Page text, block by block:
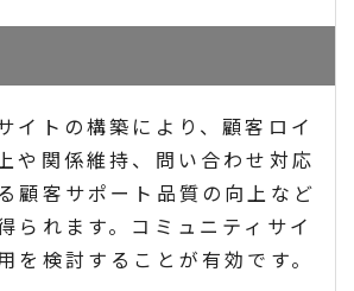
イトの構築により、顧客ロイ
や関係維持、問い合わせ対応
顧客サポート品質の向上など
られます。コミュニティサイ
を検討することが有効です。